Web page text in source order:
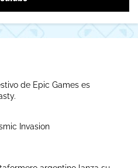
de Epic Games es
Invasion